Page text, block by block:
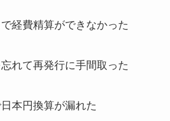
経費精算ができなかった
れて再発行に手間取った
本円換算が漏れた